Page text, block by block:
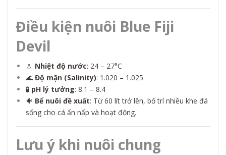
Điều kiện nuôi Blue Fiji
Devil
💧 Nhiệt độ nước: 24 – 27°C
🌊 Độ mặn (Salinity): 1.020 – 1.025
🧪 pH lý tưởng: 8.1 – 8.4
🐠 Bể nuôi đề xuất: Từ 60 lít trở lên, bố trí nhiều khe đá
sống cho cá ẩn nấp và hoạt động.
Lưu ý khi nuôi chung